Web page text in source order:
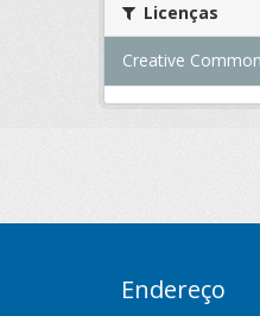
Licenças
Creative
Endereço